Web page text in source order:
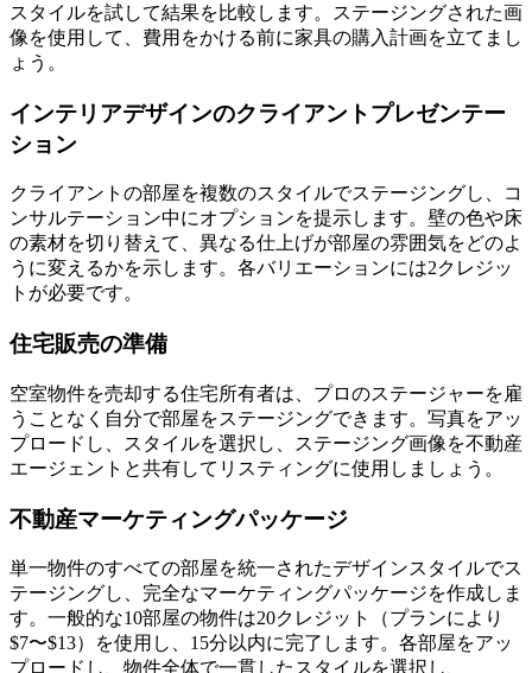
スタイルを試して結果を比較します。ステージングされた画
像を使用して、費用をかける前に家具の購入計画を立てまし
ょう。
インテリアデザインのクライアントプレゼンテー
ション
クライアントの部屋を複数のスタイルでステージングし、コ
ンサルテーション中にオプションを提示します。壁の色や床
の素材を切り替えて、異なる仕上げが部屋の雰囲気をどのよ
うに変えるかを示します。各バリエーションには2クレジッ
トが必要です。
住宅販売の準備
空室物件を売却する住宅所有者は、プロのステージャーを雇
うことなく自分で部屋をステージングできます。写真をアッ
プロードし、スタイルを選択し、ステージング画像を不動産
エージェントと共有してリスティングに使用しましょう。
不動産マーケティングパッケージ
単一物件のすべての部屋を統一されたデザインスタイルでス
テージングし、完全なマーケティングパッケージを作成しま
す。一般的な10部屋の物件は20クレジット（プランにより
$7〜$13）を使用し、15分以内に完了します。各部屋をアッ
プロードし、物件全体で一貫したスタイルを選択し、